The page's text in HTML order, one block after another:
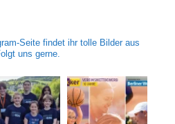
Seite findet ihr tolle Bilder aus
uns gerne.